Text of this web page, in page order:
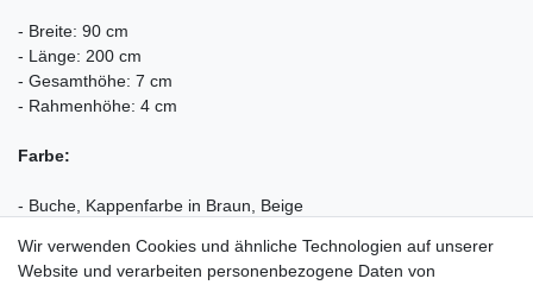
- Breite: 90 cm
- Länge: 200 cm
- Gesamthöhe: 7 cm
- Rahmenhöhe: 4 cm
Farbe:
- Buche, Kappenfarbe in Braun, Beige
Sonstiges:
Wir verwenden Cookies und ähnliche Technologien auf unserer
Website und verarbeiten personenbezogene Daten von